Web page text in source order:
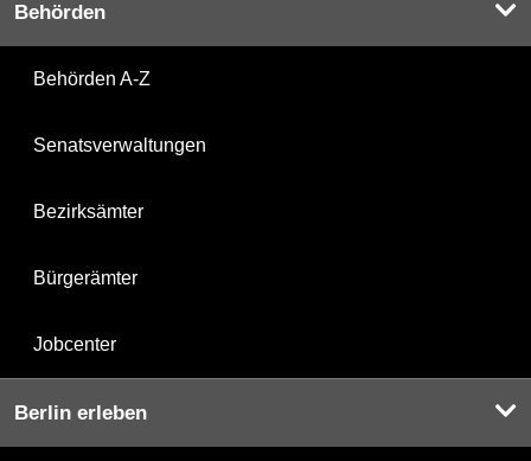
Behörden
Behörden A-Z
Senatsverwaltungen
Bezirksämter
Bürgerämter
Jobcenter
Berlin erleben